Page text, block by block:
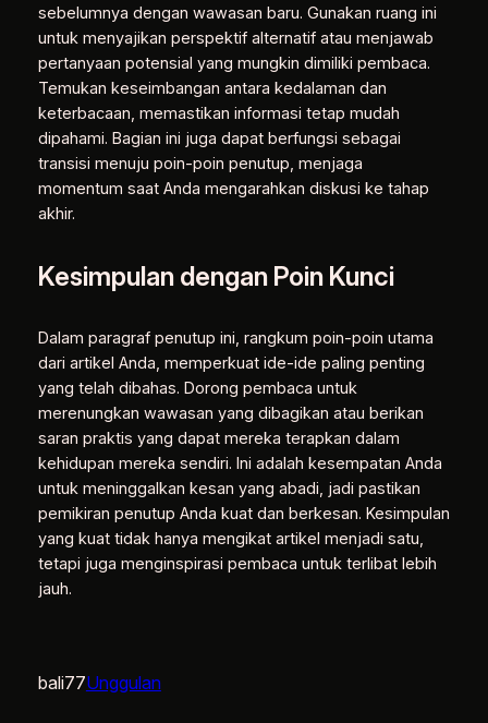
sebelumnya dengan wawasan baru. Gunakan ruang ini
untuk menyajikan perspektif alternatif atau menjawab
pertanyaan potensial yang mungkin dimiliki pembaca.
Temukan keseimbangan antara kedalaman dan
keterbacaan, memastikan informasi tetap mudah
dipahami. Bagian ini juga dapat berfungsi sebagai
transisi menuju poin-poin penutup, menjaga
momentum saat Anda mengarahkan diskusi ke tahap
akhir.
Kesimpulan dengan Poin Kunci
Dalam paragraf penutup ini, rangkum poin-poin utama
dari artikel Anda, memperkuat ide-ide paling penting
yang telah dibahas. Dorong pembaca untuk
merenungkan wawasan yang dibagikan atau berikan
saran praktis yang dapat mereka terapkan dalam
kehidupan mereka sendiri. Ini adalah kesempatan Anda
untuk meninggalkan kesan yang abadi, jadi pastikan
pemikiran penutup Anda kuat dan berkesan. Kesimpulan
yang kuat tidak hanya mengikat artikel menjadi satu,
tetapi juga menginspirasi pembaca untuk terlibat lebih
jauh.
bali77Unggulan